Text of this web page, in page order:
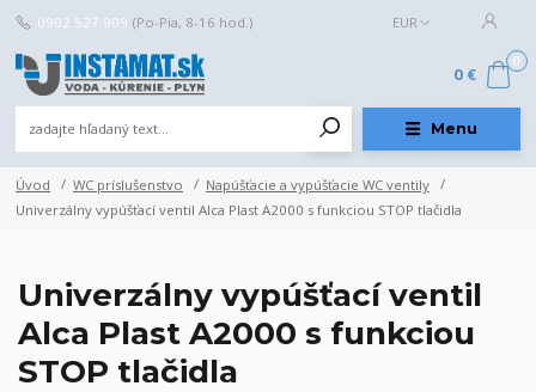
Menu
EUR
0902 527 909 (Po-Pia, 8-16 hod.)
0
0 €
Úvod WC príslušenstvo
Napúšťacie a vypúšťacie WC ventily
Univerzálny vypúšťací ventil Alca Plast A2000 s funkciou STOP tlačidla
Univerzálny vypúšťací ventil
Alca Plast A2000 s funkciou
STOP tlačidla